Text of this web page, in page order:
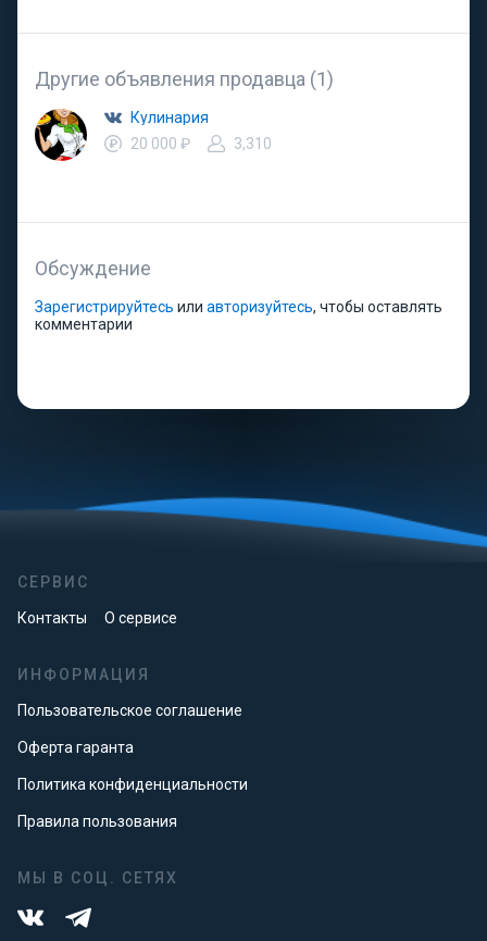
Другие объявления продавца (1)
Кулинария
20 000 ₽
3,310
Обсуждение
Зарегистрируйтесь или авторизуйтесь, чтобы оставлять
комментарии
СЕРВИС
Контакты О сервисе
ИНФОРМАЦИЯ
Пользовательское соглашение
Оферта гаранта
Политика конфиденциальности
Правила пользования
МЫ В СОЦ. СЕТЯХ